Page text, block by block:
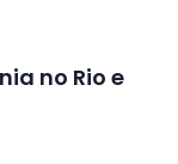
no Rio e